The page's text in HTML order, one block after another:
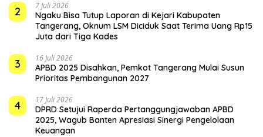
2 7 Juli 2026
Ngaku Bisa Tutup Laporan di Kejari Kabupaten
Tangerang, Oknum LSM Diciduk Saat Terima Uang Rp15
Juta dari Tiga Kades
3 16 Juli 2026
APBD 2025 Disahkan, Pemkot Tangerang Mulai Susun
Prioritas Pembangunan 2027
4 17 Juli 2026
DPRD Setujui Raperda Pertanggungjawaban APBD
2025, Wagub Banten Apresiasi Sinergi Pengelolaan
Keuangan